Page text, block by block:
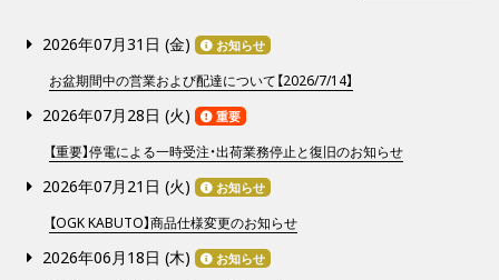
2026年07月31日 (金) お知らせ
お盆期間中の営業および配達について【2026/7/14】
2026年07月28日 (火) 重要
【重要】停電による一時受注・出荷業務停止と復旧のお知らせ
2026年07月21日 (火) お知らせ
【OGK KABUTO】商品仕様変更のお知らせ
2026年06月18日 (木) お知らせ